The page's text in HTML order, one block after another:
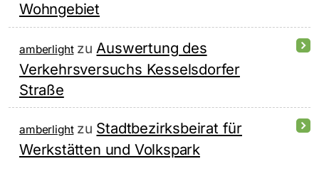
Wohngebiet
amberlightzu Auswertung des
Verkehrsversuchs Kesselsdorfer
Straße
amberlightzu Stadtbezirksbeirat für
Werkstätten und Volkspark